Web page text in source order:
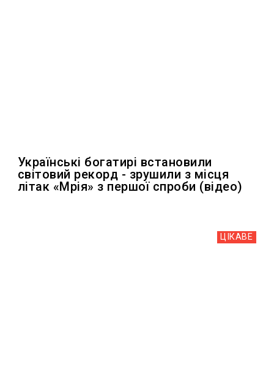
Українські богатирі встановили
світовий рекорд - зрушили з місця
літак «Мрія» з першої спроби (відео)
ЦІКАВЕ